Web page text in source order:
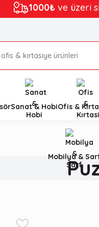
1000₺ve üzeri
Sanat & HobiOfis &
Mobilya &